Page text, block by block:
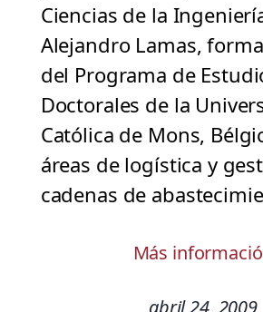
Ciencias de la
Alejandro Lamas,
del Programa de
Doctorales de la
Católica de Mons,
áreas de logística y
cadenas de
Más
abril 24, 2009